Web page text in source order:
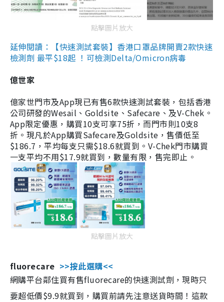
點擊圖片放大
延伸閱讀：【快速測試套裝】香港口罩品牌開賣2款快速
檢測劑 最平$18起 ！可檢測Delta/Omicron病毒
億世家
億家世門市及App現已有售6款快速測試套裝，包括香港
公司研發的Wesail、Goldsite、Safecare、及V-Chek。
App限定優惠，購買10支可享75折，而門市則10支8
折。現凡於App購買Safecare及Goldsite，售價低至
$186.7，平均每支只需$18.6就買到。V-Chek門市購買
一支平均不用$17.9就買到，數量有限，售完即止。
點擊圖片放大
fluorecare >>按此選購<<
網購平台鄰住買有售fluorecare的快速測試劑，現時只
要超低價$9.9就買到，購買前請先注意送貨時間！這款